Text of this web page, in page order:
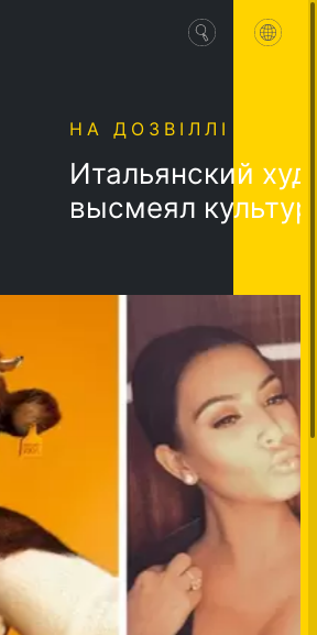
НА ДОЗВІЛЛІ
Итальянский
высмеял культуру